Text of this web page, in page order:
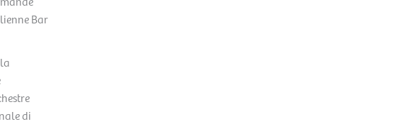
Bar
di